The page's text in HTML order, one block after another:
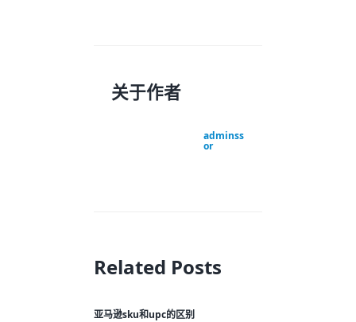
关于作者
adminss
or
Related Posts
亚马逊sku和upc的区别